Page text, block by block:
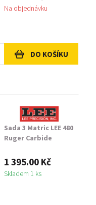
Na objednávku
DO KOŠÍKU
Sada 3 Matric LEE 480
Ruger Carbide
1 395.00 Kč
Skladem 1 ks